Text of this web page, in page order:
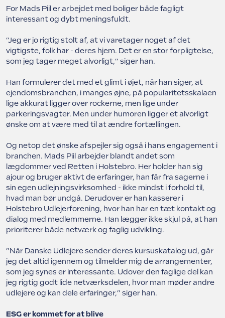
For Mads Piil er arbejdet med boliger både fagligt
interessant og dybt meningsfuldt.
”Jeg er jo rigtig stolt af, at vi varetager noget af det
vigtigste, folk har - deres hjem. Det er en stor forpligtelse,
som jeg tager meget alvorligt,” siger han.
Han formulerer det med et glimt i øjet, når han siger, at
ejendomsbranchen, i manges øjne, på popularitetsskalaen
lige akkurat ligger over rockerne, men lige under
parkeringsvagter. Men under humoren ligger et alvorligt
ønske om at være med til at ændre fortællingen.
Og netop det ønske afspejler sig også i hans engagement i
branchen. Mads Piil arbejder blandt andet som
lægdommer ved Retten i Holstebro. Her holder han sig
ajour og bruger aktivt de erfaringer, han får fra sagerne i
sin egen udlejningsvirksomhed - ikke mindst i forhold til,
hvad man bør undgå. Derudover er han kasserer i
Holstebro Udlejerforening, hvor han har en tæt kontakt og
dialog med medlemmerne. Han lægger ikke skjul på, at han
prioriterer både netværk og faglig udvikling.
”Når Danske Udlejere sender deres kursuskatalog ud, går
jeg det altid igennem og tilmelder mig de arrangementer,
som jeg synes er interessante. Udover den faglige del kan
jeg rigtig godt lide netværksdelen, hvor man møder andre
udlejere og kan dele erfaringer,” siger han.
ESG er kommet for at blive